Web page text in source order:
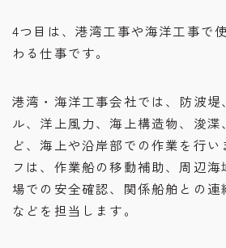
4つ目は、港湾工事や海洋工事で
わる仕事です。
港湾・海洋工事会社では、防波
ル、洋上風力、海上構造物、浚渫
ど、海上や沿岸部での作業を行い
フは、作業船の移動補助、周辺
場での安全確認、関係船舶との
などを担当します。